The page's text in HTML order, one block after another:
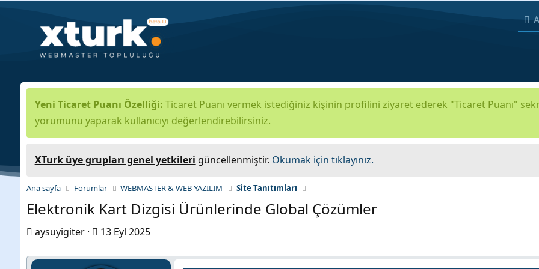
Yeni Ticaret Puanı Özelliği: Ticaret Puanı vermek istediğiniz kişinin profilini ziyaret ederek "Ticaret Puanı"
yorumunu yaparak kullanıcıyı değerlendirebilirsiniz.
XTurk üye grupları genel yetkileri güncellenmiştir. Okumak için tıklayınız.
Ana sayfa Forumlar WEBMASTER & WEB YAZILIM Site Tanıtımları
Elektronik Kart Dizgisi Ürünlerinde Global Çözümler
K
n
aysuyigiter
B
ş
13 Eyl 2025